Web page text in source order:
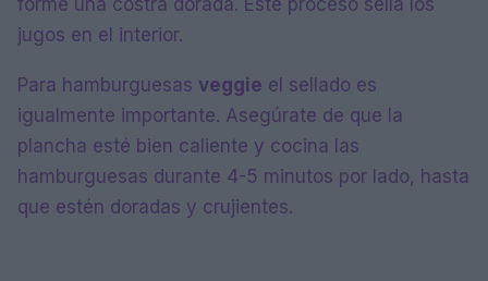
forme una costra dorada. Este proceso sella los
jugos en el interior.
Para hamburguesas veggie el sellado es
igualmente importante. Asegúrate de que la
plancha esté bien caliente y cocina las
hamburguesas durante 4-5 minutos por lado, hasta
que estén doradas y crujientes.